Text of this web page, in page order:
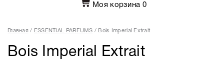
Моя корзина 0
Главная ESSENTIAL PARFUMS Bois Imperial Extrait
Bois Imperial Extrait